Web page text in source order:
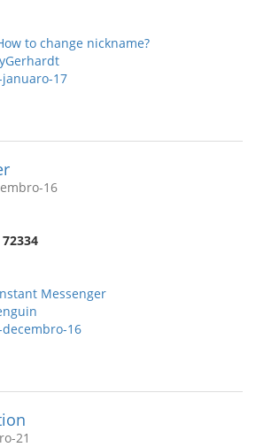
to change nickname?
januaro-17
16
72334
Messenger
decembro-16
21